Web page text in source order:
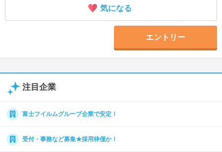
気になる
エントリー
注目企業
富士フイルムグループ企業で安定！
受付・事務など募集★採用枠僅か！